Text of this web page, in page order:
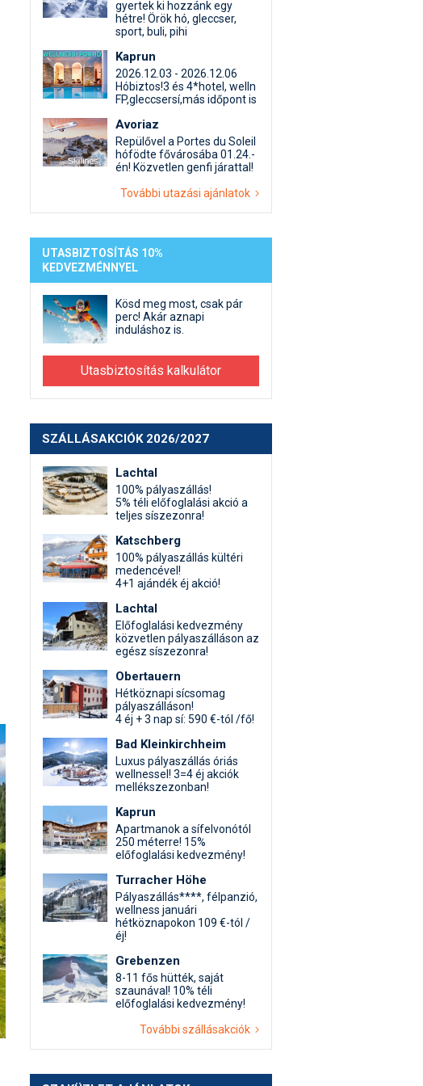
Termékkereső
Minden egyéb síeléshez kapcsolódó téma
Kötetlen beszélgetések
gyertek ki hozzánk egy
hétre! Örök hó, gleccser,
sport, buli, pihi
Kaprun
2026.12.03 - 2026.12.06
Hóbiztos!3 és 4*hotel, welln
FP,gleccsersí,más időpont is
Avoriaz
Repülővel a Portes du Soleil
hófödte fővárosába 01.24.-
én! Közvetlen genfi járattal!
További utazási ajánlatok
UTASBIZTOSÍTÁS 10%
KEDVEZMÉNNYEL
Kösd meg most, csak pár
perc! Akár aznapi
induláshoz is.
Utasbiztosítás kalkulátor
SZÁLLÁSAKCIÓK 2026/2027
Lachtal
100% pályaszállás!
5% téli előfoglalási akció a
teljes síszezonra!
Katschberg
100% pályaszállás kültéri
medencével!
4+1 ajándék éj akció!
Lachtal
Előfoglalási kedvezmény
közvetlen pályaszálláson az
egész síszezonra!
Obertauern
Hétköznapi sícsomag
pályaszálláson!
4 éj + 3 nap sí: 590 €-tól /fő!
Bad Kleinkirchheim
Luxus pályaszállás óriás
wellnessel! 3=4 éj akciók
mellékszezonban!
Kaprun
Apartmanok a sífelvonótól
250 méterre! 15%
előfoglalási kedvezmény!
Turracher Höhe
Pályaszállás****, félpanzió,
wellness januári
hétköznapokon 109 €-tól /
éj!
Grebenzen
8-11 fős hütték, saját
szaunával! 10% téli
előfoglalási kedvezmény!
További szállásakciók